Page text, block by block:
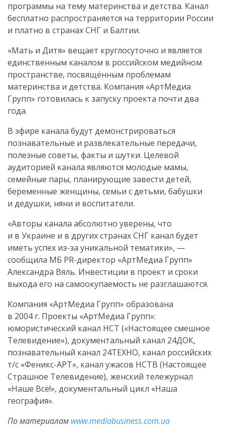
программы на тему материнства и детства. Канал
бесплатно распространяется на территории России
и платно в странах СНГ и Балтии.
«Мать и Дитя» вещает круглосуточно и является
единственным каналом в российском медийном
пространстве, посвящённым проблемам
материнства и детства. Компания «АртМедиа
Групп» готовилась к запуску проекта почти два
года.
В эфире канала будут демонстрироваться
познавательные и развлекательные передачи,
полезные советы, факты и шутки. Целевой
аудиторией канала являются молодые мамы,
семейные пары, планирующие завести детей,
беременные женщины, семьи с детьми, бабушки
и дедушки, няни и воспитатели.
«Авторы канала абсолютно уверены, что
и в Украине и в других странах СНГ канал будет
иметь успех из-за уникальной тематики», —
сообщила МБ PR-директор «АртМедиа Групп»
Александра Вяль. Инвестиции в проект и сроки
выхода его на самоокупаемость не разглашаются.
Компания «АртМедиа Групп» образована
в 2004 г. Проекты «АртМедиа Групп»:
юмористический канал НСТ («Настоящее смешное
Телевидение»), документальный канал 24ДОК,
познавательный канал 24ТЕХНО, канал российских
т/с «Феникс-АРТ», канал ужасов НСТВ (Настоящее
Страшное Телевидение), женский тележурнал
«Наше Всё!», документальный цикл «Наша
география».
По материалам www.mediabusiness.com.ua